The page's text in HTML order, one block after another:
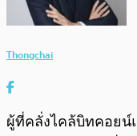
Thongchai
ผู้ที่คลั่งไคล้บิทคอยน์